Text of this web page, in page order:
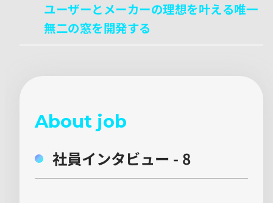
ユーザーとメーカーの理想を叶える唯一
無二の窓を開発する
About job
社員インタビュー - 8